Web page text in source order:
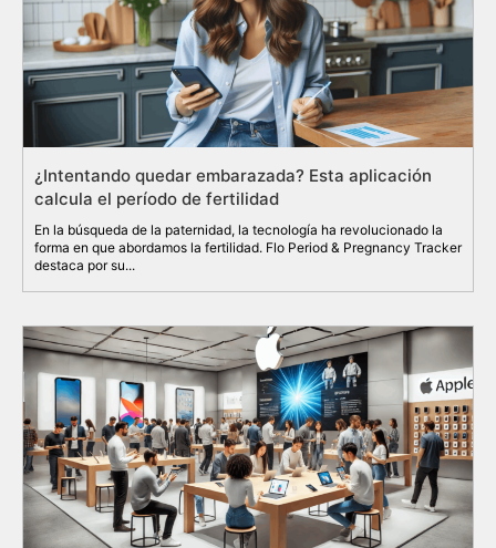
¿Intentando quedar embarazada? Esta aplicación
calcula el período de fertilidad
En la búsqueda de la paternidad, la tecnología ha revolucionado la
forma en que abordamos la fertilidad. Flo Period & Pregnancy Tracker
destaca por su...